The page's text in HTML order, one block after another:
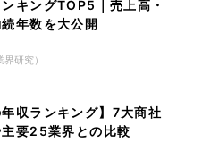
キングTOP5｜売上高・
年数を大公開
研究）
年収ランキング】7大商社
要25業界との比較